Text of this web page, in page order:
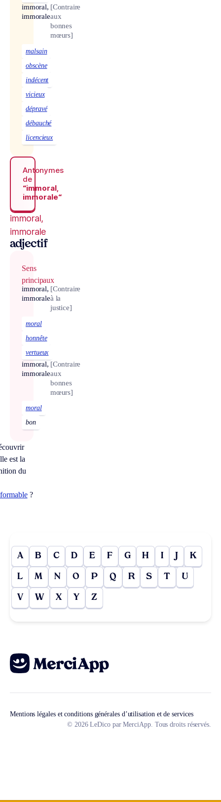
immoral,
immorale
[Contraire
aux
bonnes
mœurs]
malsain
obscène
indécent
vicieux
dépravé
débauché
licencieux
Antonymes
de
“immoral,
immorale“
immoral,
immorale
adjectif
Sens
principaux
immoral,
immorale
[Contraire
à la
justice]
moral
honnête
vertueux
immoral,
immorale
[Contraire
aux
bonnes
mœurs]
moral
bon
est la
du
?
A B C D E F G H I J K
L M N O P Q R S T U
V W X Y Z
Mentions légales et conditions générales d’utilisation et de services
© 2026 LeDico par MerciApp. Tous droits réservés.